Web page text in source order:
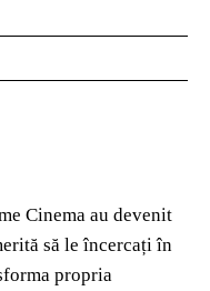
Cinema au devenit
să le încercați în
propria